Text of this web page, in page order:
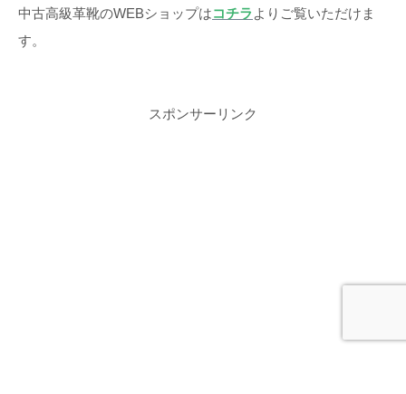
中古高級革靴のWEBショップはコチラ よりご覧いただけま
す。
スポンサーリンク